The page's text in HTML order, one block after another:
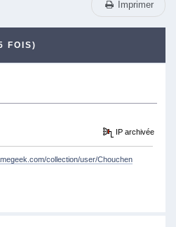
Imprimer
FOIS)
IP archivée
collection/user/Chouchen